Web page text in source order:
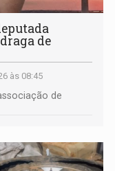
de
às 08:45
de